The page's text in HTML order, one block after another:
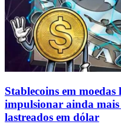
Stablecoins ​​em
impulsionar ainda
lastreados em dólar